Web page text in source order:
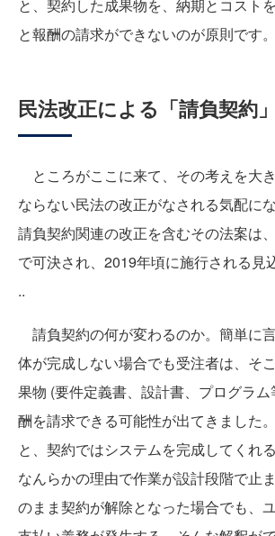
と、契約した成果物を、納期とコスト
と報酬の請求ができないのが原則です。
民法改正による「請負契約
ところがここに来て、その考えを大
ならない民法の改正がなされる気配に
請負契約関連の改正を含むその法案は
で可決され、2019年頃に施行される見
..
請負契約の何が変わるのか。簡単に
体が完成しない場合でも受注者は、そ
果物 (要件定義書、設計書、プログラム
酬を請求できる可能性が出てきました
と、契約ではシステムを完成してくれ
なんらかの理由で作業が設計段階で止
のまま契約が解除となった場合でも、